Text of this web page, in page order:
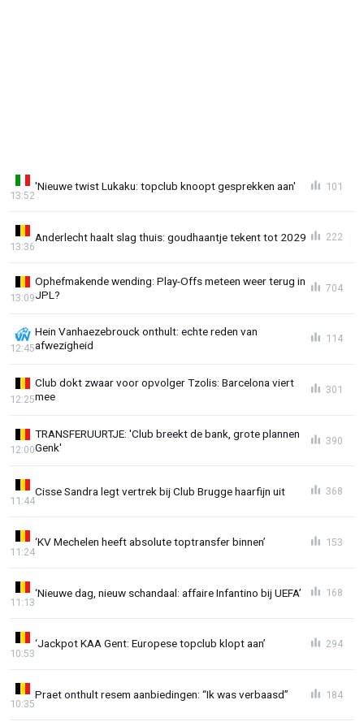
'Nieuwe twist Lukaku: topclub knoopt gesprekken aan'
13:52
101
Anderlecht haalt slag thuis: goudhaantje tekent tot 2029
13:36
222
Ophefmakende wending: Play-Offs meteen weer terug in
JPL?
13:09
704
Hein Vanhaezebrouck onthult: echte reden van
afwezigheid
12:45
114
Club dokt zwaar voor opvolger Tzolis: Barcelona viert
mee
12:25
301
TRANSFERUURTJE: 'Club breekt de bank, grote plannen
Genk'
12:00
390
Cisse Sandra legt vertrek bij Club Brugge haarfijn uit
11:44
368
‘KV Mechelen heeft absolute toptransfer binnen’
11:24
153
‘Nieuwe dag, nieuw schandaal: affaire Infantino bij UEFA’
11:13
168
‘Jackpot KAA Gent: Europese topclub klopt aan’
10:53
294
Praet onthult resem aanbiedingen: “Ik was verbaasd”
10:35
184